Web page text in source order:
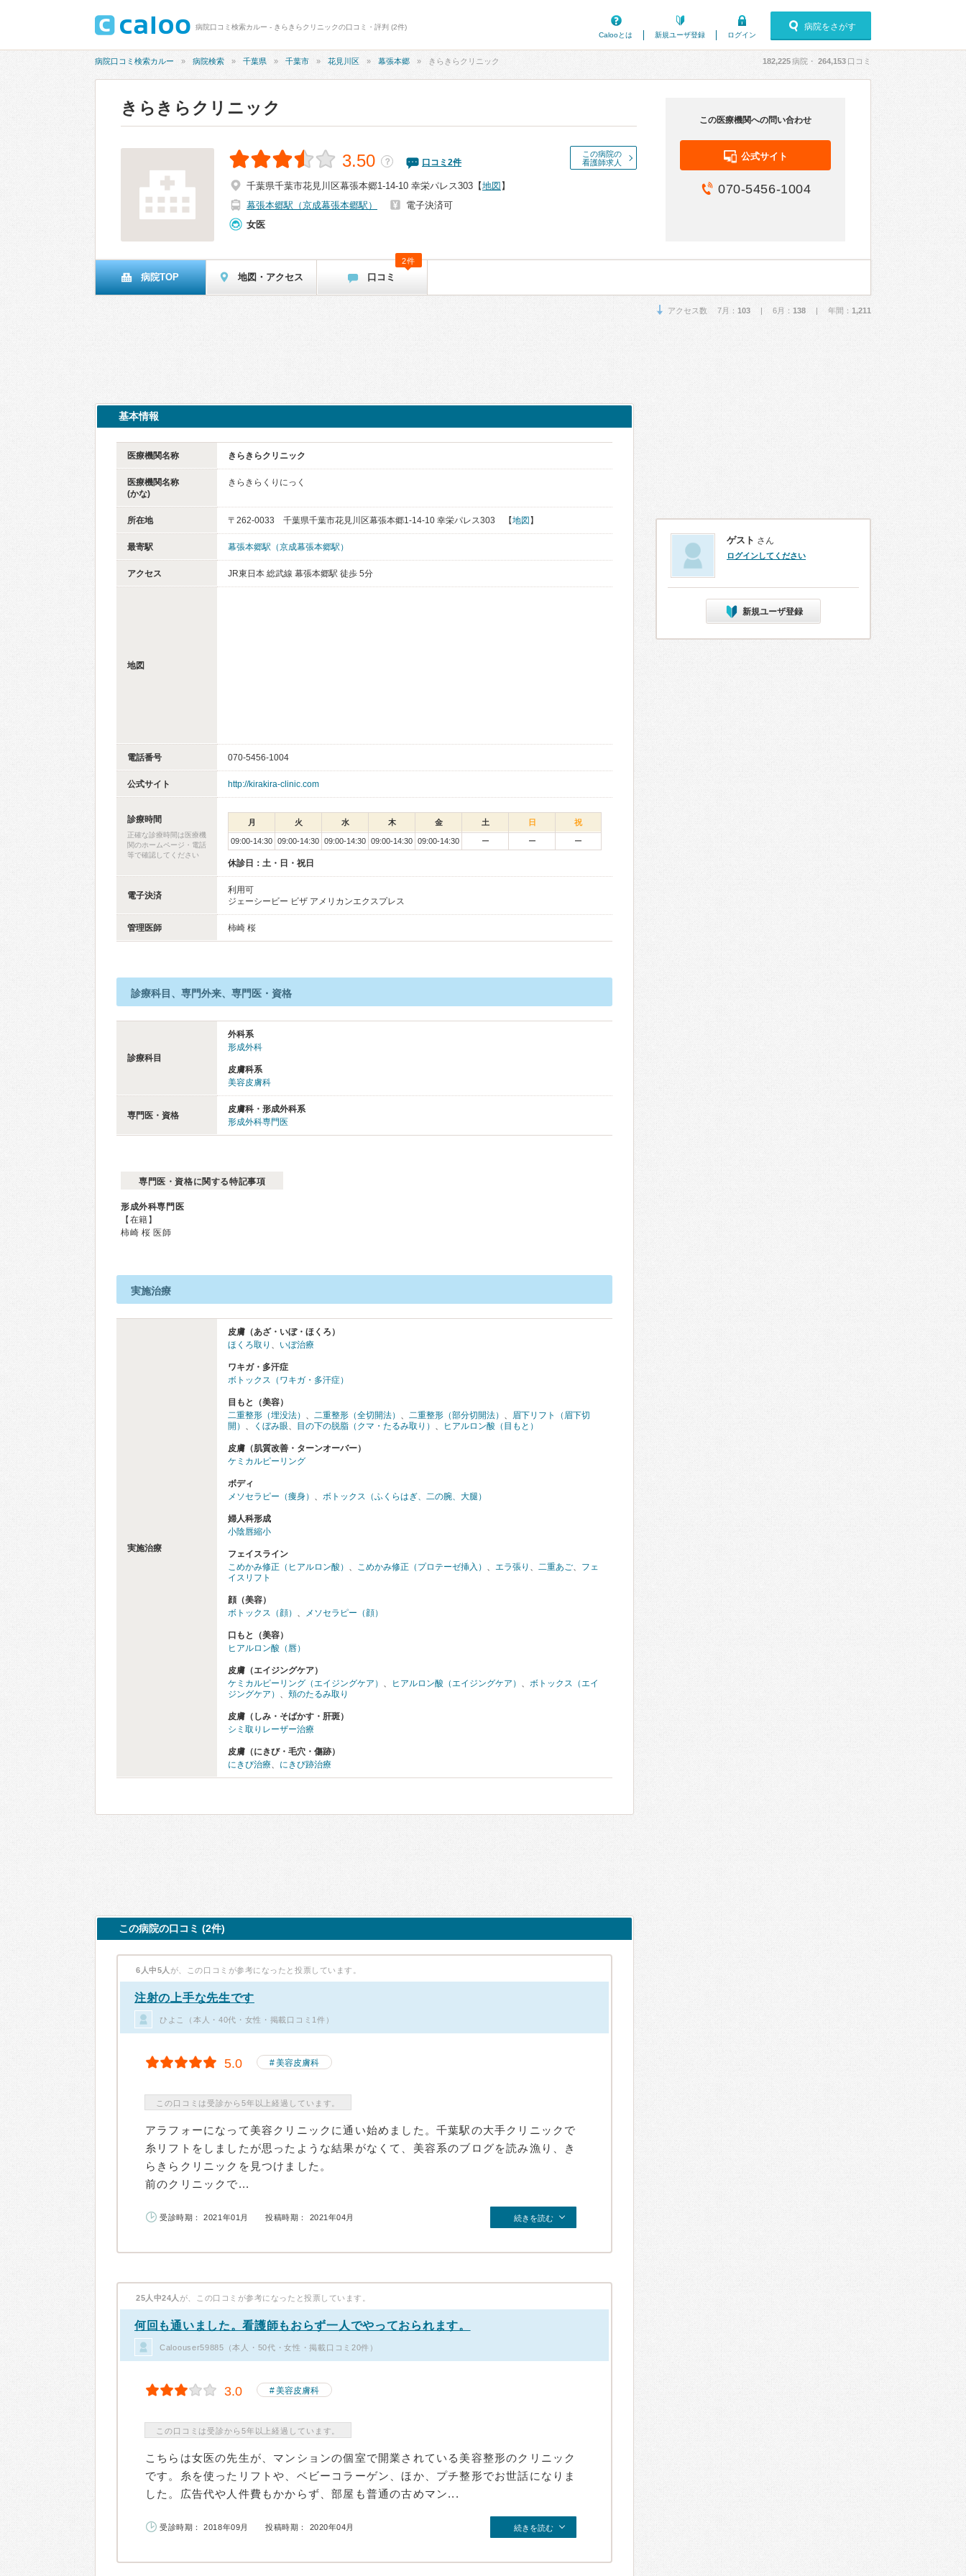
病院口コミ検索カルー - きらきらクリニックの口コミ・評判 (2件)
Calooとは
新規ユーザ登録 ログイン
病院をさがす
病院口コミ検索カルー 病院検索 千葉県 千葉市 花見川区 幕張本郷 きらきらクリニック 182,225病院・ 264,153 口コミ
きらきらクリニック
この病院の
看護師求人
3.50 ？ 口コミ 2件
千葉県千葉市花見川区幕張本郷1-14-10 幸栄パレス303 【地図 】
幕張本郷駅（京成幕張本郷駅）
電子決済可
女医
この医療機関への問い合わせ
公式サイト
070-5456-1004
病院TOP 地図・アクセス 口コミ
2件
アクセス数 7月： 103 | 6月： 138 | 年間： 1,211
基本情報
医療機関名称 きらきらクリニック
医療機関名称
(かな)
きらきらくりにっく
所在地 〒262-0033 千葉県千葉市花見川区幕張本郷1-14-10 幸栄パレス303 【地図 】
最寄駅 幕張本郷駅（京成幕張本郷駅）
アクセス JR東日本 総武線 幕張本郷駅 徒歩 5分
地図
電話番号 070-5456-1004
公式サイト http://kirakira-clinic.com
診療時間
正確な診療時間は医療機
関のホームページ・電話
等で確認してください
月 火 水 木 金 土 日 祝
09:00-14:30 09:00-14:30 09:00-14:30 09:00-14:30 09:00-14:30 ー ー ー
休診日：土・日・祝日
電子決済
利用可
ジェーシービー ビザ アメリカンエクスプレス
管理医師 柿崎 桜
診療科目、専門外来、専門医・資格
診療科目
外科系
形成外科
皮膚科系
美容皮膚科
専門医・資格
皮膚科・形成外科系
形成外科専門医
専門医・資格に関する特記事項
形成外科専門医
【在籍】
柿崎 桜 医師
実施治療
実施治療
皮膚（あざ・いぼ・ほくろ）
ほくろ取り 、 いぼ治療
ワキガ・多汗症
ボトックス（ワキガ・多汗症）
目もと（美容）
二重整形（埋没法） 、 二重整形（全切開法） 、 二重整形（部分切開法） 、 眉下リフト（眉下切
開） 、 くぼみ眼、 目の下の脱脂（クマ・たるみ取り） 、 ヒアルロン酸（目もと）
皮膚（肌質改善・ターンオーバー）
ケミカルピーリング
ボディ
メソセラピー（痩身） 、 ボトックス（ふくらはぎ、二の腕、大腿）
婦人科形成
小陰唇縮小
フェイスライン
こめかみ修正（ヒアルロン酸） 、 こめかみ修正（プロテーゼ挿入） 、 エラ張り 、 二重あご、 フェ
イスリフト
顔（美容）
ボトックス（顔） 、 メソセラピー（顔）
口もと（美容）
ヒアルロン酸（唇）
皮膚（エイジングケア）
ケミカルピーリング（エイジングケア） 、 ヒアルロン酸（エイジングケア） 、 ボトックス（エイ
ジングケア） 、 頬のたるみ取り
皮膚（しみ・そばかす・肝斑）
シミ取りレーザー治療
皮膚（にきび・毛穴・傷跡）
にきび治療、 にきび跡治療
この病院の口コミ (2件)
6人中5人 が、この口コミが参考になったと投票しています。
注射の上手な先生です
ひよこ（本人・40代・女性・掲載口コミ1件）
5.0 美容皮膚科
この口コミは受診から5年以上経過しています。
アラフォーになって美容クリニックに通い始めました。千葉駅の大手クリニックで
糸リフトをしましたが思ったような結果がなくて、美容系のブログを読み漁り、き
らきらクリニックを見つけました。
前のクリニックで...
受診時期： 2021年01月 投稿時期： 2021年04月 続きを読む
25人中24人 が、この口コミが参考になったと投票しています。
何回も通いました。看護師もおらず一人でやっておられます。
Caloouser59885（本人・50代・女性・掲載口コミ20件）
3.0 美容皮膚科
この口コミは受診から5年以上経過しています。
こちらは女医の先生が、マンションの個室で開業されている美容整形のクリニック
です。糸を使ったリフトや、ベビーコラーゲン、ほか、プチ整形でお世話になりま
した。広告代や人件費もかからず、部屋も普通の古めマン...
受診時期： 2018年09月 投稿時期： 2020年04月 続きを読む
ゲスト さん
ログインしてください
新規ユーザ登録